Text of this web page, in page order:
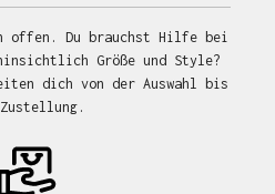
offen. Du brauchst Hilfe bei
Größe und Style?
dich von der Auswahl bis